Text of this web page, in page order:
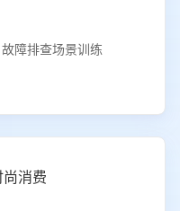
障排查场景训练
消费